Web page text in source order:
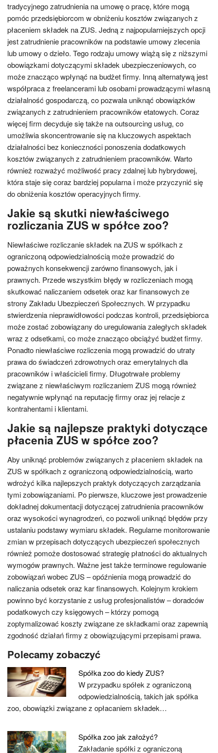
tradycyjnego zatrudnienia na umowę o pracę, które mogą
pomóc przedsiębiorcom w obniżeniu kosztów związanych z
płaceniem składek na ZUS. Jedną z najpopularniejszych opcji
jest zatrudnienie pracowników na podstawie umowy zlecenia
lub umowy o dzieło. Tego rodzaju umowy wiążą się z niższymi
obowiązkami dotyczącymi składek ubezpieczeniowych, co
może znacząco wpłynąć na budżet firmy. Inną alternatywą jest
współpraca z freelancerami lub osobami prowadzącymi własną
działalność gospodarczą, co pozwala uniknąć obowiązków
związanych z zatrudnieniem pracowników etatowych. Coraz
więcej firm decyduje się także na outsourcing usług, co
umożliwia skoncentrowanie się na kluczowych aspektach
działalności bez konieczności ponoszenia dodatkowych
kosztów związanych z zatrudnieniem pracowników. Warto
również rozważyć możliwość pracy zdalnej lub hybrydowej,
która staje się coraz bardziej popularna i może przyczynić się
do obniżenia kosztów operacyjnych firmy.
Jakie są skutki niewłaściwego
rozliczania ZUS w spółce zoo?
Niewłaściwe rozliczanie składek na ZUS w spółkach z
ograniczoną odpowiedzialnością może prowadzić do
poważnych konsekwencji zarówno finansowych, jak i
prawnych. Przede wszystkim błędy w rozliczeniach mogą
skutkować naliczaniem odsetek oraz kar finansowych ze
strony Zakładu Ubezpieczeń Społecznych. W przypadku
stwierdzenia nieprawidłowości podczas kontroli, przedsiębiorca
może zostać zobowiązany do uregulowania zaległych składek
wraz z odsetkami, co może znacząco obciążyć budżet firmy.
Ponadto niewłaściwe rozliczenia mogą prowadzić do utraty
prawa do świadczeń zdrowotnych oraz emerytalnych dla
pracowników i właścicieli firmy. Długotrwałe problemy
związane z niewłaściwym rozliczaniem ZUS mogą również
negatywnie wpłynąć na reputację firmy oraz jej relacje z
kontrahentami i klientami.
Jakie są najlepsze praktyki dotyczące
płacenia ZUS w spółce zoo?
Aby uniknąć problemów związanych z płaceniem składek na
ZUS w spółkach z ograniczoną odpowiedzialnością, warto
wdrożyć kilka najlepszych praktyk dotyczących zarządzania
tymi zobowiązaniami. Po pierwsze, kluczowe jest prowadzenie
dokładnej dokumentacji dotyczącej zatrudnienia pracowników
oraz wysokości wynagrodzeń, co pozwoli uniknąć błędów przy
ustalaniu podstawy wymiaru składek. Regularne monitorowanie
zmian w przepisach dotyczących ubezpieczeń społecznych
również pomoże dostosować strategię płatności do aktualnych
wymogów prawnych. Ważne jest także terminowe regulowanie
zobowiązań wobec ZUS – opóźnienia mogą prowadzić do
naliczania odsetek oraz kar finansowych. Kolejnym krokiem
powinno być korzystanie z usług profesjonalistów – doradców
podatkowych czy księgowych – którzy pomogą
zoptymalizować koszty związane ze składkami oraz zapewnią
zgodność działań firmy z obowiązującymi przepisami prawa.
Polecamy zobaczyć
Spółka zoo do kiedy ZUS?
W przypadku spółek z ograniczoną
odpowiedzialnością, takich jak spółka
zoo, obowiązki związane z opłacaniem składek…
Spółka zoo jak założyć?
Zakładanie spółki z ograniczoną